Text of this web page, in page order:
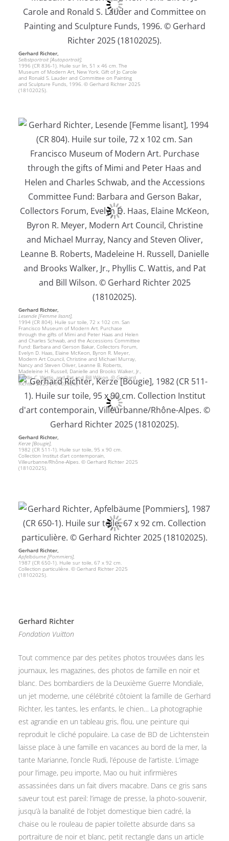
Gerhard Richter,
Selbstportrait [Autoportrait],
1996 (CR 836-1). Huile sur lin, 51 x 46 cm. The
Museum of Modern Art, New York. Gift of Jo Carole
and Ronald S. Lauder and Committee on Painting
and Sculpture Funds, 1996. © Gerhard Richter 2025
(18102025).
Gerhard Richter,
Lesende [Femme lisant],
1994 (CR 804). Huile sur toile, 72 x 102 cm. San
Francisco Museum of Modern Art. Purchase
through the gifts of Mimi and Peter Haas and Helen
and Charles Schwab, and the Accessions Committee
Fund: Barbara and Gerson Bakar, Collectors Forum,
Evelyn D. Haas, Elaine McKeon, Byron R. Meyer,
Modern Art Council, Christine and Michael Murray,
Nancy and Steven Oliver, Leanne B. Roberts,
Madeleine H. Russell, Danielle and Brooks Walker, Jr.,
Phyllis C. Wattis, and Pat and Bill Wilson. © Gerhard
Richter 2025 (18102025).
Gerhard Richter,
Kerze [Bougie],
1982 (CR 511-1). Huile sur toile, 95 x 90 cm.
Collection Institut d’art contemporain,
Villeurbanne/Rhône-Alpes. © Gerhard Richter 2025
(18102025).
Gerhard Richter,
Apfelbäume [Pommiers],
1987 (CR 650-1). Huile sur toile, 67 x 92 cm.
Collection particulière. © Gerhard Richter 2025
(18102025).
Gerhard Richter
Fondation Vuitton
Tout commence par des petites photos trouvées dans les
journaux, les magazines, des photos de famille en noir et
blanc. Des bombardiers de la Deuxième Guerre Mondiale,
un jet moderne, une célébrité côtoient la famille de Gerhard
Richter, les tantes, les enfants, le chien… La photographie
est agrandie en un tableau gris, flou, une peinture qui
reproduit le cliché populaire. La case de BD de Lichtenstein
laisse place à une famille en vacances au bord de la mer, la
tante Marianne, l’oncle Rudi, l’épouse de l’artiste. L’image
pour l’image, peu importe, Mao ou huit infirmières
assassinées dans un fait divers macabre. Dans ce gris sans
saveur tout est pareil: l’image de presse, la photo-souvenir,
jusqu’à la banalité de l’objet domestique bien cadré, la
chaise ou le rouleau de papier toilette absurde dans sa
portraiture de noir et blanc, petit rectangle dans un article